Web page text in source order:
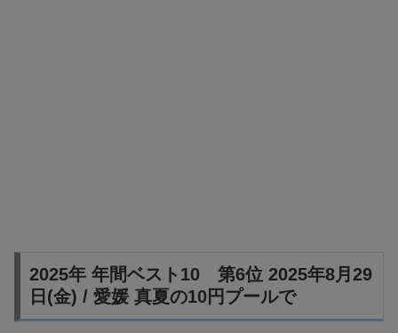
2025年 年間ベスト10 第6位 2025年8月29
日(金) / 愛媛 真夏の10円プールで